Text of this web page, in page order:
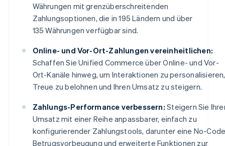
Währungen mit grenzüberschreitenden
Zahlungsoptionen, die in 195 Ländern und über
135 Währungen verfügbar sind.
Online- und Vor-Ort-Zahlungen vereinheitlichen:
Schaffen Sie Unified Commerce über Online- und Vor-
Ort-Kanäle hinweg, um Interaktionen zu personalisieren,
Treue zu belohnen und Ihren Umsatz zu steigern.
Zahlungs-Performance verbessern: Steigern Sie
Umsatz mit einer Reihe anpassbarer, einfach zu
konfigurierender Zahlungstools, darunter eine No-
Betrugsvorbeugung und erweiterte Funktionen zur